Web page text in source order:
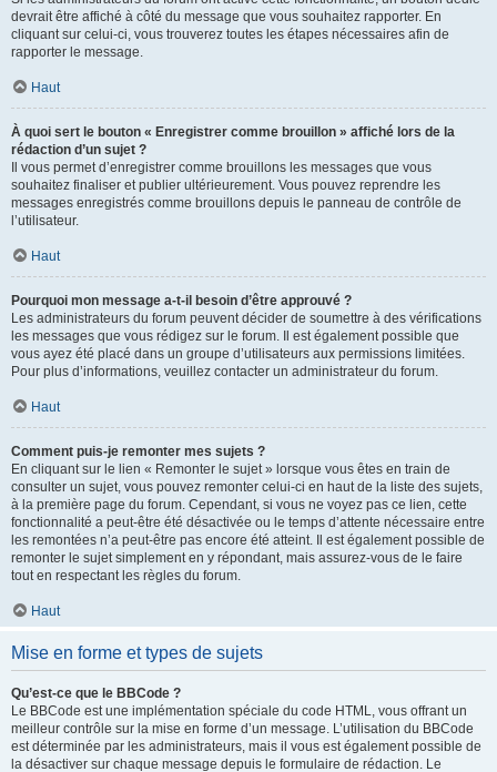
devrait être affiché à côté du message que vous souhaitez rapporter. En
cliquant sur celui-ci, vous trouverez toutes les étapes nécessaires afin de
rapporter le message.
Haut
À quoi sert le bouton « Enregistrer comme brouillon » affiché lors de la
rédaction d’un sujet ?
Il vous permet d’enregistrer comme brouillons les messages que vous
souhaitez finaliser et publier ultérieurement. Vous pouvez reprendre les
messages enregistrés comme brouillons depuis le panneau de contrôle de
l’utilisateur.
Haut
Pourquoi mon message a-t-il besoin d’être approuvé ?
Les administrateurs du forum peuvent décider de soumettre à des vérifications
les messages que vous rédigez sur le forum. Il est également possible que
vous ayez été placé dans un groupe d’utilisateurs aux permissions limitées.
Pour plus d’informations, veuillez contacter un administrateur du forum.
Haut
Comment puis-je remonter mes sujets ?
En cliquant sur le lien « Remonter le sujet » lorsque vous êtes en train de
consulter un sujet, vous pouvez remonter celui-ci en haut de la liste des sujets,
à la première page du forum. Cependant, si vous ne voyez pas ce lien, cette
fonctionnalité a peut-être été désactivée ou le temps d’attente nécessaire entre
les remontées n’a peut-être pas encore été atteint. Il est également possible de
remonter le sujet simplement en y répondant, mais assurez-vous de le faire
tout en respectant les règles du forum.
Haut
Mise en forme et types de sujets
Qu’est-ce que le BBCode ?
Le BBCode est une implémentation spéciale du code HTML, vous offrant un
meilleur contrôle sur la mise en forme d’un message. L’utilisation du BBCode
est déterminée par les administrateurs, mais il vous est également possible de
la désactiver sur chaque message depuis le formulaire de rédaction. Le